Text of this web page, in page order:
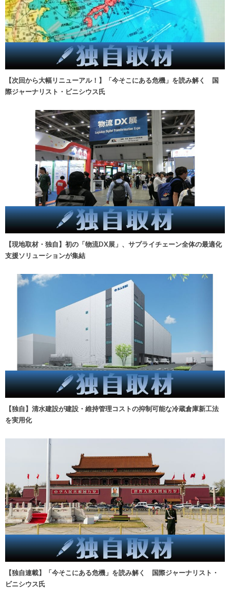
【次回から大幅リニューアル！】「今そこにある危機」を読み解く 国
際ジャーナリスト・ビニシウス氏
【現地取材・独自】初の「物流DX展」、サプライチェーン全体の最適化
支援ソリューションが集結
【独自】清水建設が建設・維持管理コストの抑制可能な冷蔵倉庫新工法
を実用化
【独自連載】「今そこにある危機」を読み解く 国際ジャーナリスト・
ビニシウス氏